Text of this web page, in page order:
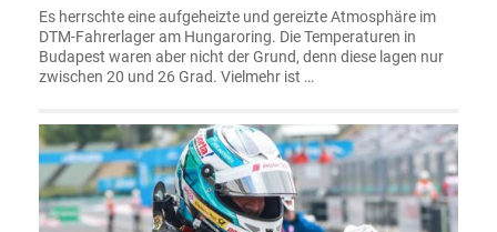
Es herrschte eine aufgeheizte und gereizte Atmosphäre im
DTM-Fahrerlager am Hungaroring. Die Temperaturen in
Budapest waren aber nicht der Grund, denn diese lagen nur
zwischen 20 und 26 Grad. Vielmehr ist …